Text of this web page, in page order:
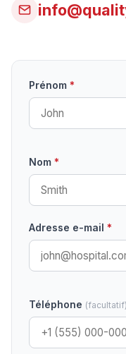
Prénom *
Nom *
Adresse e-mail *
Téléphone (facultatif)